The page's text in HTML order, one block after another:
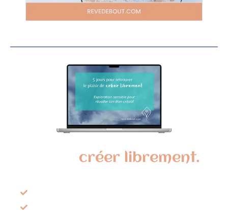
créer librement.